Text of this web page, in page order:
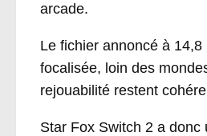
arcade.
Le fichier annoncé à
focalisée, loin des
rejouabilité restent
Star Fox Switch 2 a